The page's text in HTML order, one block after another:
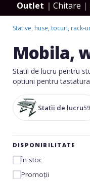
pro-
audio
Outlet Chitare
Stative, huse, tocuri, rack-
Mobila,
Statii de lucru pentru
optiuni pentru
Statii de lucru59
DISPONIBILITATE
În stoc
Promoții